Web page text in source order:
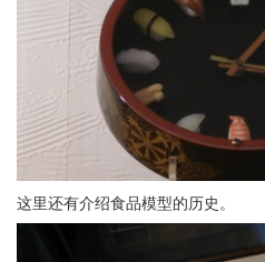
这里还有介绍食品模型的历史。